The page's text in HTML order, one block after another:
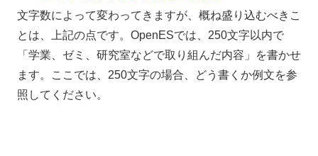
文字数によって変わってきますが、概ね盛り込むべきこ
とは、上記の点です。OpenESでは、250文字以内で
「学業、ゼミ、研究室などで取り組んだ内容」を書かせ
ます。ここでは、250文字の場合、どう書くか例文を参
照してください。